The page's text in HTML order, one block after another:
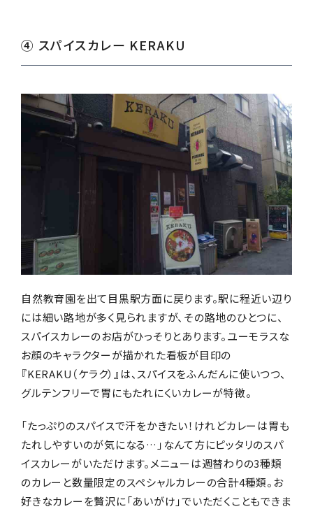
④ スパイスカレー KERAKU
自然教育園を出て目黒駅方面に戻ります。駅に程近い辺り
には細い路地が多く見られますが、その路地のひとつに、
スパイスカレーのお店がひっそりとあります。ユーモラスな
お顔のキャラクターが描かれた看板が目印の
『KERAKU（ケラク）』は、スパイスをふんだんに使いつつ、
グルテンフリーで胃にもたれにくいカレーが特徴。
「たっぷりのスパイスで汗をかきたい！けれどカレーは胃も
たれしやすいのが気になる…」なんて方にピッタリのスパ
イスカレーがいただけます。メニューは週替わりの3種類
のカレーと数量限定のスペシャルカレーの合計4種類。お
好きなカレーを贅沢に「あいがけ」でいただくこともできま